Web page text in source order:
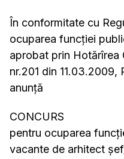
În conformitate cu
ocuparea funcţiei
aprobat prin Hotărîrea
nr.201 din 11.03.2009,
anunţă
CONCURS
pentru ocuparea
vacante de arhitect